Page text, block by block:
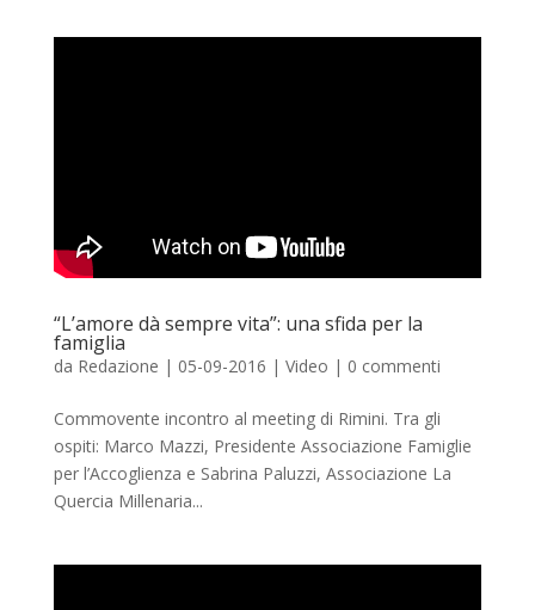
“L’amore dà sempre vita”: una sfida per la
famiglia
da Redazione | 05-09-2016 | Video | 0 commenti
Commovente incontro al meeting di Rimini. Tra gli
ospiti: Marco Mazzi, Presidente Associazione Famiglie
per l’Accoglienza e Sabrina Paluzzi, Associazione La
Quercia Millenaria...